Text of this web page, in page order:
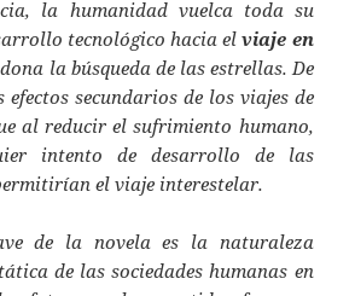
la humanidad vuelca toda su
tecnológico hacia elviaje en
la búsqueda de las estrellas. De
efectos secundarios de los viajes de
al reducir el sufrimiento humano,
intento de desarrollo de las
el viaje interestelar.
de la novela es la naturaleza
de las sociedades humanas en